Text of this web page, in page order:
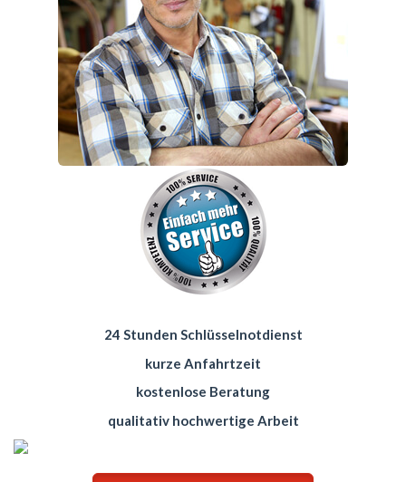
24 Stunden Schlüsselnotdienst
kurze Anfahrtzeit
kostenlose Beratung
qualitativ hochwertige Arbeit